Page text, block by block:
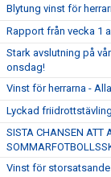
Blytung vinst för
Rapport från vecka 1
Stark avslutning på
onsdag!
Vinst för herrarna -
Lyckad
SISTA CHANSEN ATT
Vinst för